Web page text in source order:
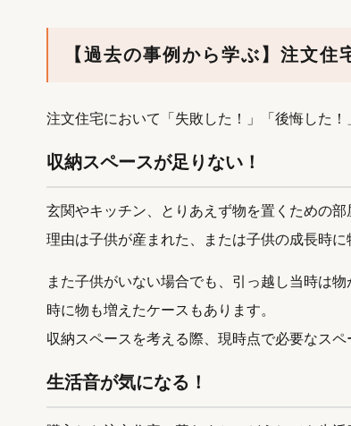
【過去の事例から学ぶ】注文住
注文住宅において「失敗した！」「後悔した
収納スペースが足りない！
玄関やキッチン、とりあえず物を置くための
理由は子供が産まれた、または子供の成長時
また子供がいない場合でも、引っ越し当時は
時に物も増えたケースもあります。
収納スペースを考える際、現時点で必要なス
生活音が気になる！